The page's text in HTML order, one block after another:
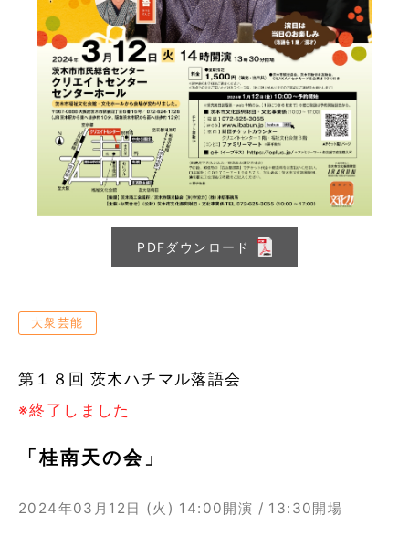
PDFダウンロード
大衆芸能
第１８回 茨木ハチマル落語会
※終了しました
「桂南天の会」
2024年03月12日 (火) 14:00開演 / 13:30開場